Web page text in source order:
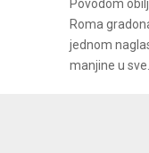
Povodom
Roma
jednom
manjine u